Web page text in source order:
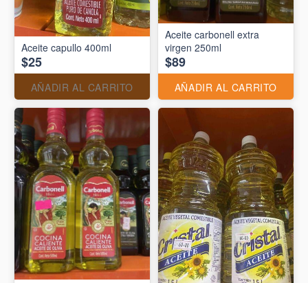
Aceite capullo 400ml
$25
AÑADIR AL CARRITO
Aceite carbonell extra
virgen 250ml
$89
AÑADIR AL CARRITO